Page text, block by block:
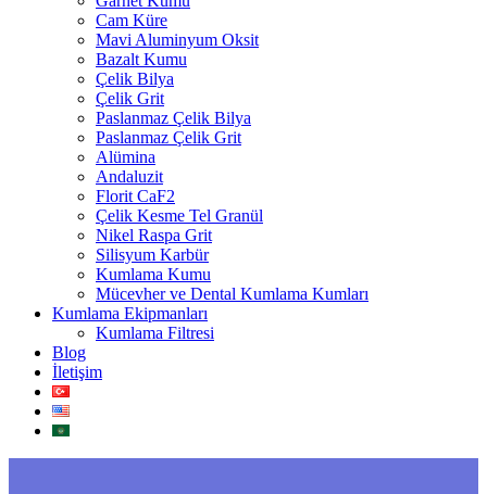
Cam Küre
Mavi Aluminyum Oksit
Bazalt Kumu
Çelik Bilya
Çelik Grit
Paslanmaz Çelik Bilya
Paslanmaz Çelik Grit
Alümina
Andaluzit
Florit CaF2
Çelik Kesme Tel Granül
Nikel Raspa Grit
Silisyum Karbür
Kumlama Kumu
Mücevher ve Dental Kumlama Kumları
Kumlama Ekipmanları
Kumlama Filtresi
Blog
İletişim